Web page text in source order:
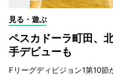
見る・遊ぶ
ペスカドーラ町田、
手デビューも
Fリーグディビジョン1第10